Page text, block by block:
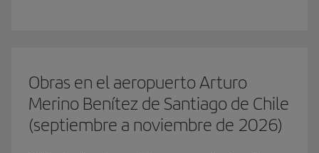
Obras en el aeropuerto Arturo
Merino Benítez de Santiago de Chile
(septiembre a noviembre de 2026)